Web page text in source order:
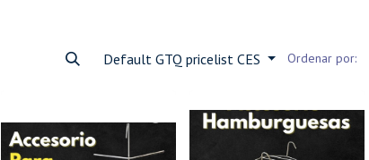
Default GTQ pricelist CES Ordenar por: